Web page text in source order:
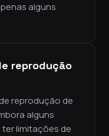
alguns
reprodução
reprodução de
alguns
limitações de